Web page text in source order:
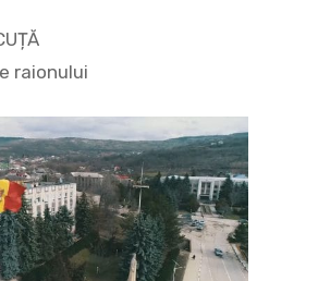
raionului